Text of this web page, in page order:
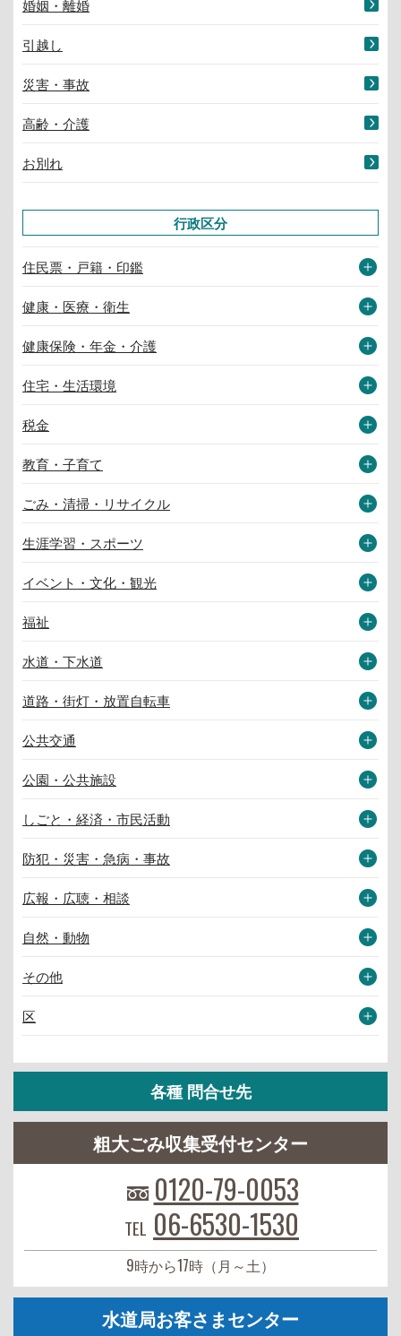
婚姻・離婚
引越し
災害・事故
高齢・介護
お別れ
行政区分
住民票・戸籍・印鑑
健康・医療・衛生
健康保険・年金・介護
住宅・生活環境
税金
教育・子育て
ごみ・清掃・リサイクル
生涯学習・スポーツ
イベント・文化・観光
福祉
水道・下水道
道路・街灯・放置自転車
公共交通
公園・公共施設
しごと・経済・市民活動
防犯・災害・急病・事故
広報・広聴・相談
自然・動物
その他
区
各種 問合せ先
粗大ごみ収集受付センター
0120-79-0053
TEL 06-6530-1530
9時から17時（月～土）
水道局お客さまセンター